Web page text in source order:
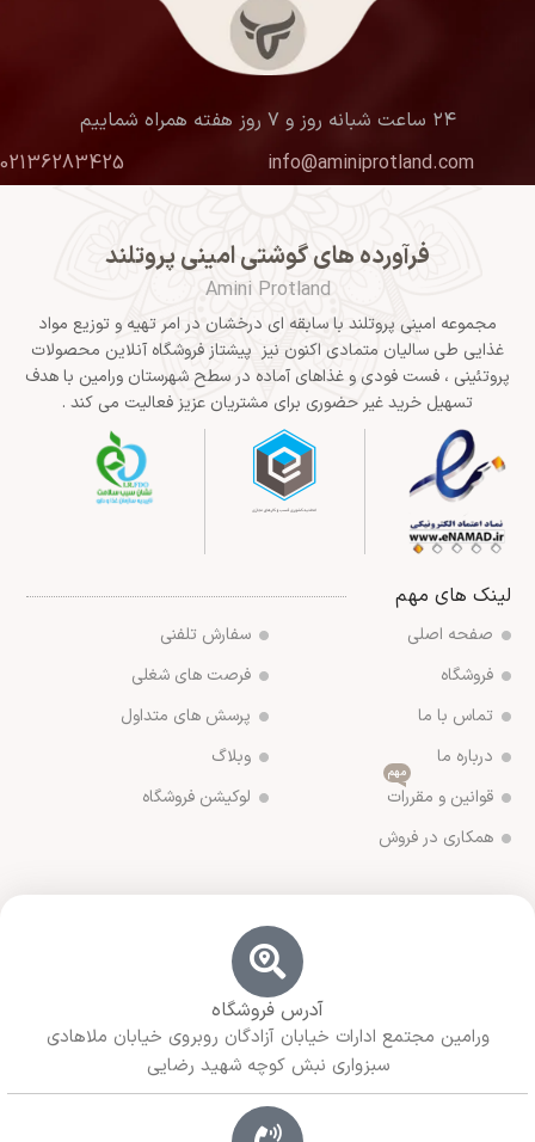
۲۴ ساعت شبانه روز و ۷ روز هفته همراه شماییم
info@aminiprotland.com
02136283425
فرآورده های گوشتی امینی پروتلند
Amini Protland
مجموعه امینی پروتلند با سابقه ای درخشان در امر تهیه و توزیع مواد
غذایی طی سالیان متمادی اکنون نیز پیشتاز فروشگاه آنلاین محصولات
پروتئینی ، فست فودی و غذاهای آماده در سطح شهرستان ورامین با هدف
تسهیل خرید غیر حضوری برای مشتریان عزیز فعالیت می کند .
لینک های مهم
صفحه اصلی
فروشگاه
تماس با ما
درباره ما
قوانین و مقررات
مهم
همکاری در فروش
سفارش تلفنی
فرصت های شغلی
پرسش های متداول
وبلاگ
لوکیشن فروشگاه
آدرس فروشگاه
ورامین مجتمع ادارات خیابان آزادگان روبروی خیابان ملاهادی
سبزواری نبش کوچه شهید رضایی